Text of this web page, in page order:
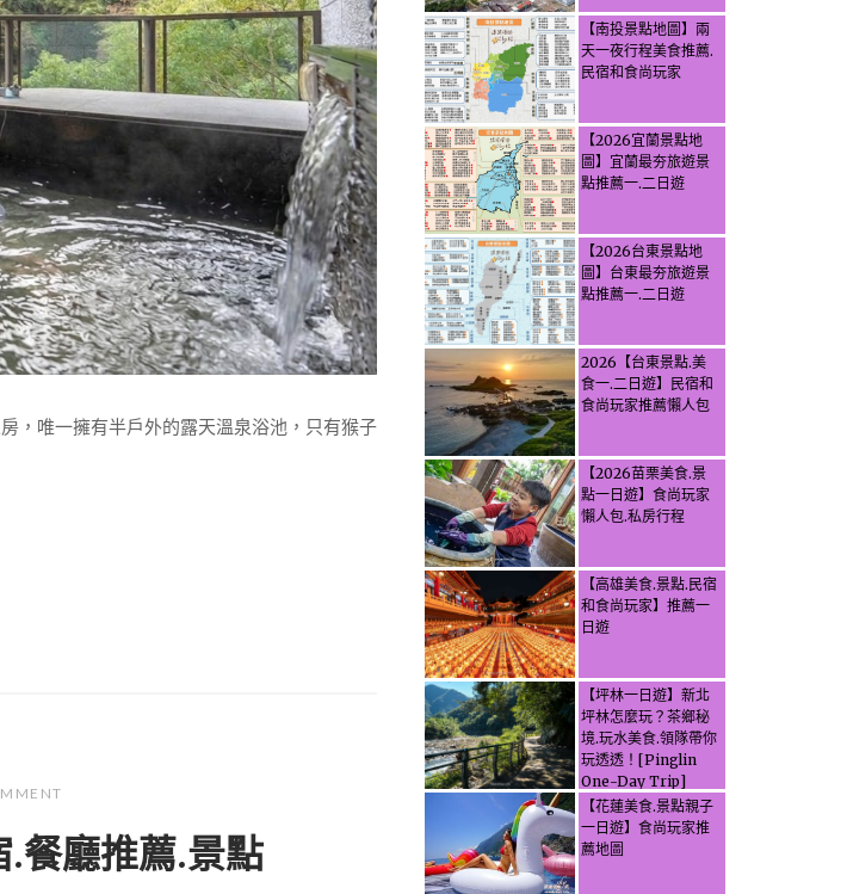
，唯一擁有半戶外的露天溫泉浴池，只有猴子
.餐廳推薦.景點
【南投景點地圖】兩
天一夜行程美食推薦.
民宿和食尚玩家
【2026宜蘭景點地
圖】宜蘭最夯旅遊景
點推薦一.二日遊
【2026台東景點地
圖】台東最夯旅遊景
點推薦一.二日遊
2026【台東景點.美
食一.二日遊】民宿和
食尚玩家推薦懶人包
【2026苗栗美食.景
點一日遊】食尚玩家
懶人包.私房行程
【高雄美食.景點.民宿
和食尚玩家】推薦一
日遊
【坪林一日遊】新北
坪林怎麼玩？茶鄉秘
境.玩水美食.領隊帶你
玩透透！[Pinglin
One-Day Trip]
How to explore
Pinglin, New
Taipei? Tea Village
【花蓮美食.景點親子
一日遊】食尚玩家推
薦地圖